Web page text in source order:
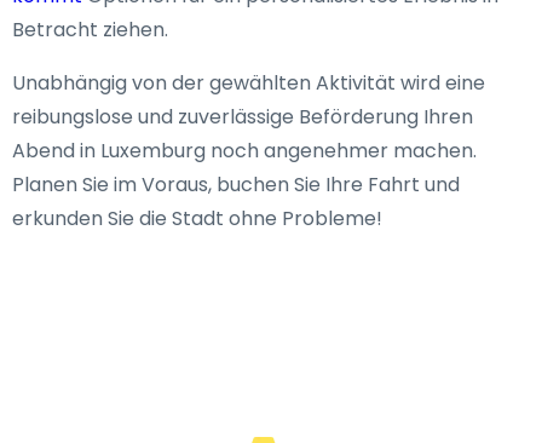
Betracht ziehen.
Unabhängig von der gewählten Aktivität wird eine
reibungslose und zuverlässige Beförderung Ihren
Abend in Luxemburg noch angenehmer machen.
Planen Sie im Voraus, buchen Sie Ihre Fahrt und
erkunden Sie die Stadt ohne Probleme!